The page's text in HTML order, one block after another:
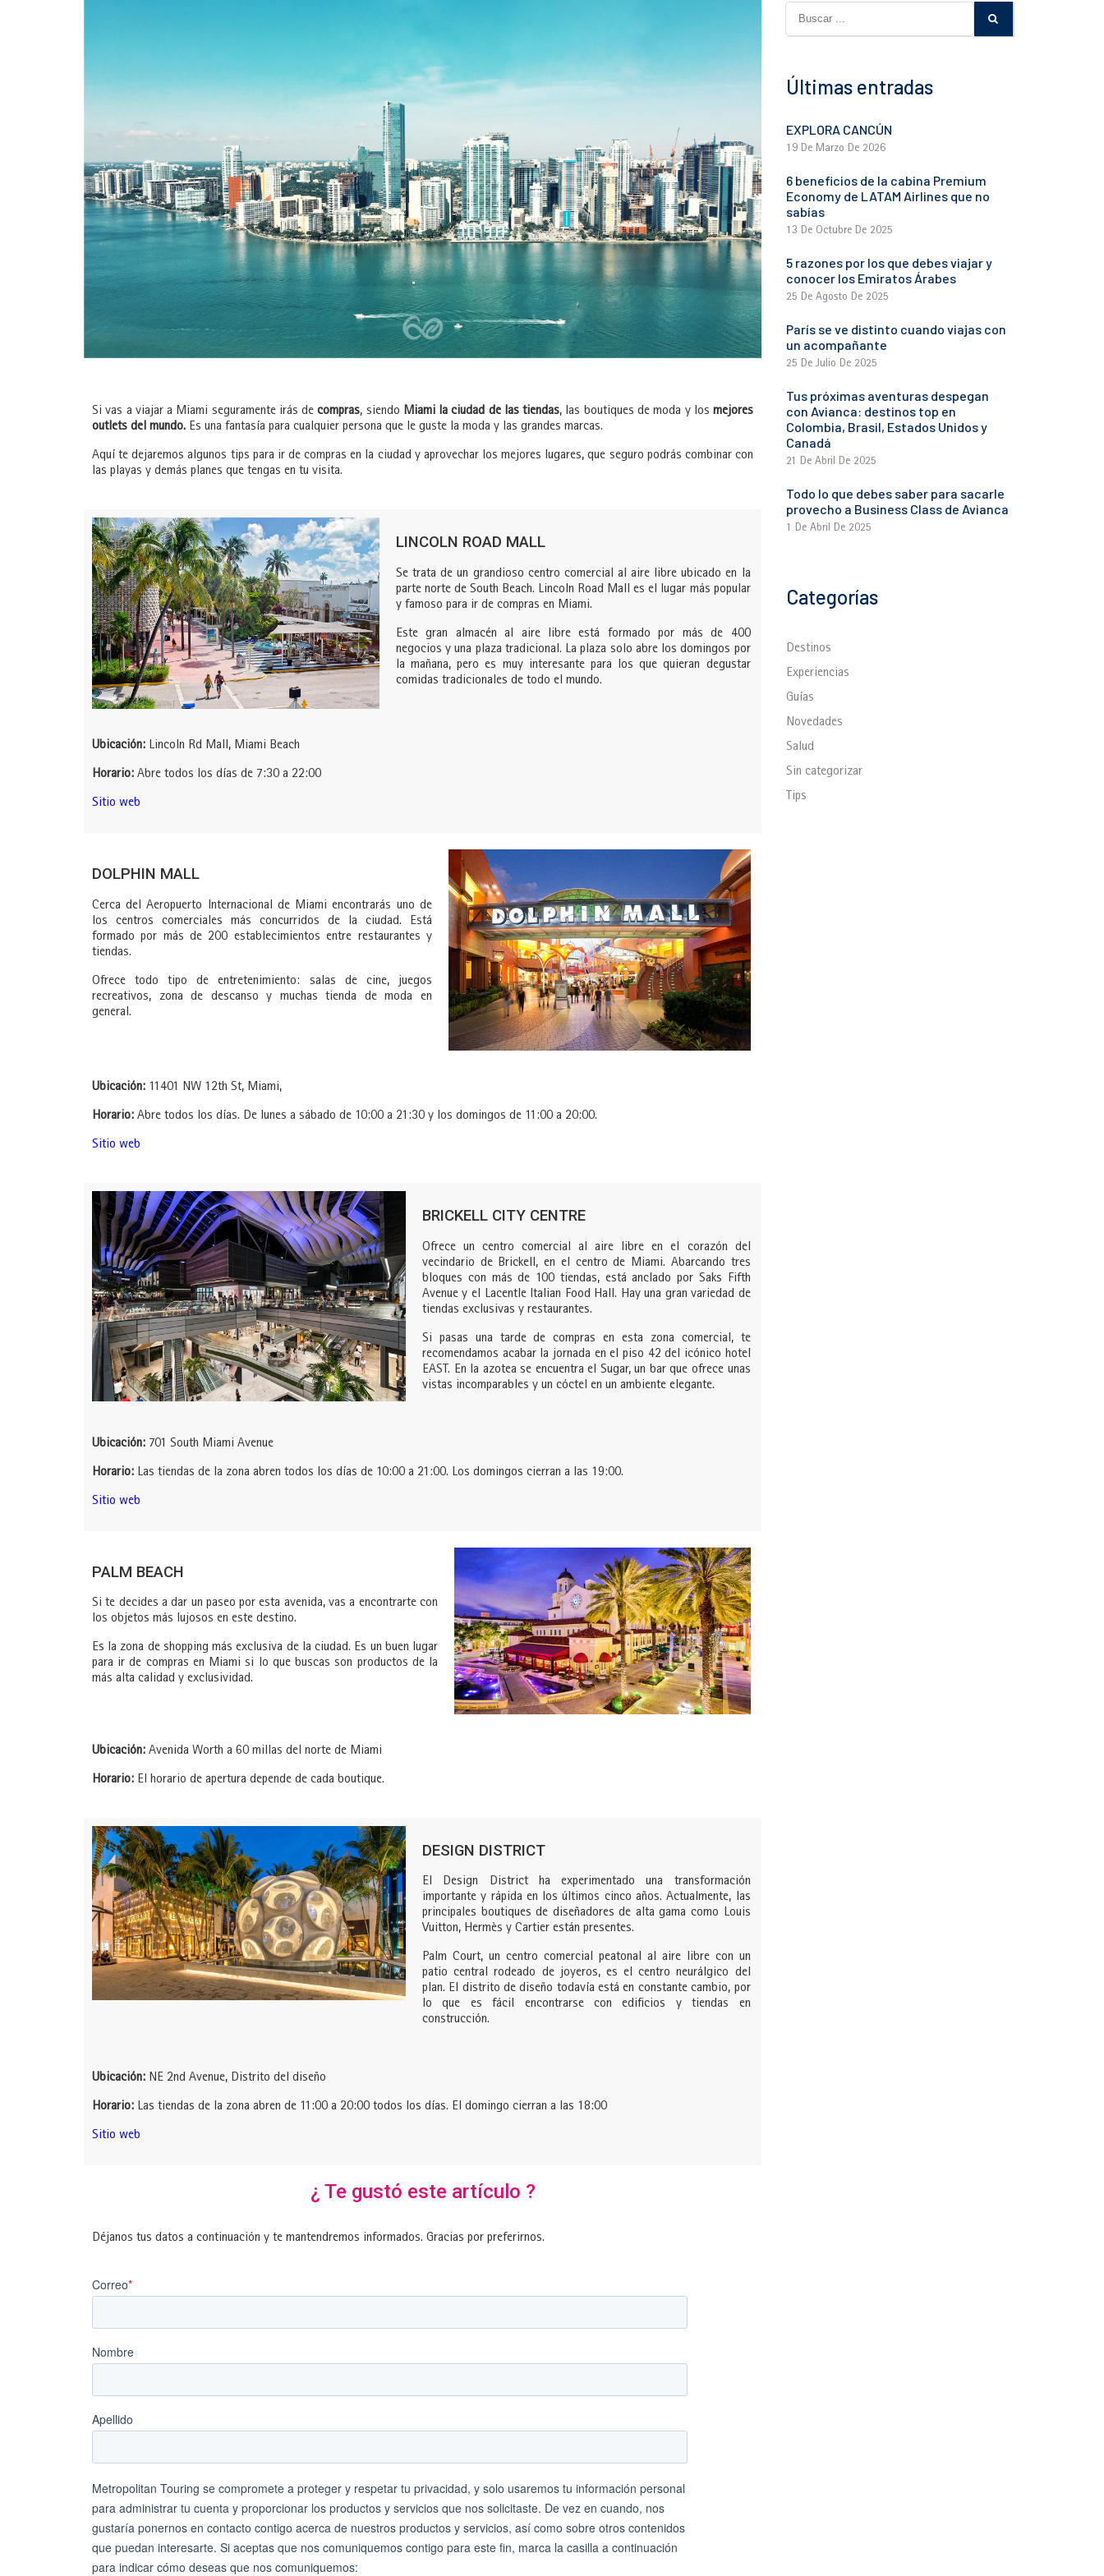
Si vas a viajar a Miami seguramente irás de compras, siendo Miami la ciudad de las tiendas, las boutiques de moda y losmejores
outlets del mundo. Es una fantasía para cualquier persona que le guste la moda y las grandes marcas.
Aquí te dejaremos algunos tips para ir de compras en la ciudad y aprovechar los mejores lugares, que seguro podrás combinar con
las playas y demás planes que tengas en tu visita.
LINCOLN ROAD MALL
Se trata de un grandioso centro comercial al aire libre ubicado en la
parte norte de South Beach. Lincoln Road Mall es el lugar más popular
y famoso para ir de compras en Miami.
Este gran almacén al aire libre está formado por más de 400
negocios y una plaza tradicional. La plaza solo abre los domingos por
la mañana, pero es muy interesante para los que quieran degustar
comidas tradicionales de todo el mundo.
Ubicación: Lincoln Rd Mall, Miami Beach
Horario: Abre todos los días de 7:30 a 22:00
Sitio web
DOLPHIN MALL
Cerca del Aeropuerto Internacional de Miami encontrarás uno de
los centros comerciales más concurridos de la ciudad. Está
formado por más de 200 establecimientos entre restaurantes y
tiendas.
Ofrece todo tipo de entretenimiento: salas de cine, juegos
recreativos, zona de descanso y muchas tienda de moda en
general.
Ubicación: 11401 NW 12th St, Miami,
Horario: Abre todos los días. De lunes a sábado de 10:00 a 21:30 y los domingos de 11:00 a 20:00.
Sitio web
BRICKELL CITY CENTRE
Ofrece un centro comercial al aire libre en el corazón del
vecindario de Brickell, en el centro de Miami. Abarcando tres
bloques con más de 100 tiendas, está anclado por Saks Fifth
Avenue y el Lacentle Italian Food Hall. Hay una gran variedad de
tiendas exclusivas y restaurantes.
Si pasas una tarde de compras en esta zona comercial, te
recomendamos acabar la jornada en el piso 42 del icónico hotel
EAST. En la azotea se encuentra el Sugar, un bar que ofrece unas
vistas incomparables y un cóctel en un ambiente elegante.
Ubicación: 701 South Miami Avenue
Horario: Las tiendas de la zona abren todos los días de 10:00 a 21:00. Los domingos cierran a las 19:00.
Sitio web
PALM BEACH
Si te decides a dar un paseo por esta avenida, vas a encontrarte con
los objetos más lujosos en este destino.
Es la zona de shopping más exclusiva de la ciudad. Es un buen lugar
para ir de compras en Miami si lo que buscas son productos de la
más alta calidad y exclusividad.
Ubicación: Avenida Worth a 60 millas del norte de Miami
Horario: El horario de apertura depende de cada boutique.
DESIGN DISTRICT
El Design District ha experimentado una transformación
importante y rápida en los últimos cinco años. Actualmente, las
principales boutiques de diseñadores de alta gama como Louis
Vuitton, Hermès y Cartier están presentes.
Palm Court, un centro comercial peatonal al aire libre con un
patio central rodeado de joyeros, es el centro neurálgico del
plan. El distrito de diseño todavía está en constante cambio, por
lo que es fácil encontrarse con edificios y tiendas en
construcción.
Ubicación: NE 2nd Avenue, Distrito del diseño
Horario: Las tiendas de la zona abren de 11:00 a 20:00 todos los días. El domingo cierran a las 18:00
Sitio web
¿ Te gustó este artículo ?
Déjanos tus datos a continuación y te mantendremos informados. Gracias por preferirnos.
Últimas entradas
EXPLORA CANCÚN
19 De Marzo De 2026
6 beneficios de la cabina Premium
Economy de LATAM Airlines que no
sabías
13 De Octubre De 2025
5 razones por los que debes viajar y
conocer los Emiratos Árabes
25 De Agosto De 2025
París se ve distinto cuando viajas con
un acompañante
25 De Julio De 2025
Tus próximas aventuras despegan
con Avianca: destinos top en
Colombia, Brasil, Estados Unidos y
Canadá
21 De Abril De 2025
Todo lo que debes saber para sacarle
provecho a Business Class de Avianca
1 De Abril De 2025
Categorías
Destinos
Experiencias
Guías
Novedades
Salud
Sin categorizar
Tips